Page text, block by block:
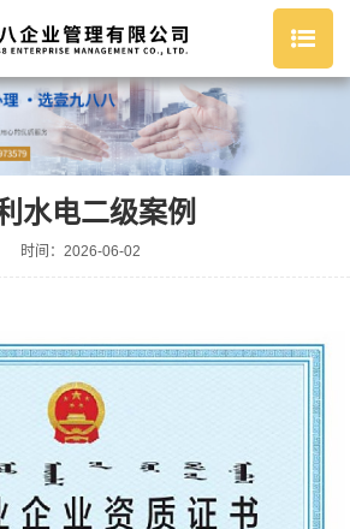
水电二级案例
时间：2026-06-02